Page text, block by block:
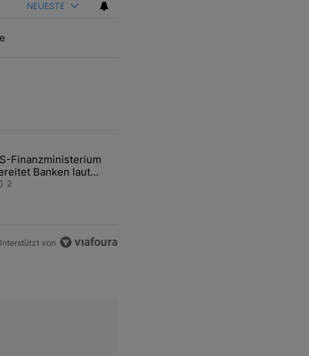
NEUESTE
Artikel der letzten 7 days.
Awareness: Alles über den Retter-Deal" mit 3 kommentare.
mit dem Titel "US-Finanzministerium bereitet Banken laut
Finanzministerium
Banken laut
auf eventuelle
2
von